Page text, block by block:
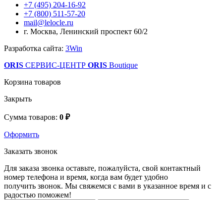
+7 (495) 204-16-92
+7 (800) 511-57-20
mail@lelocle.ru
г. Москва, Ленинский проспект 60/2
Разработка сайта: 3Win
ORIS СЕРВИС-ЦЕНТР ORIS Boutique
Корзина товаров
Закрыть
Сумма товаров: 0 ₽
Оформить
Заказать звонок
Для заказа звонка оставьте, пожалуйста, свой контактный
номер телефона и время, когда вам будет удобно
получить звонок. Мы свяжемся с вами в указанное время и с
радостью поможем!